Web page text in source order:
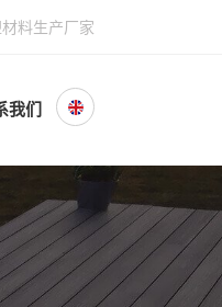
料生产厂家
我们